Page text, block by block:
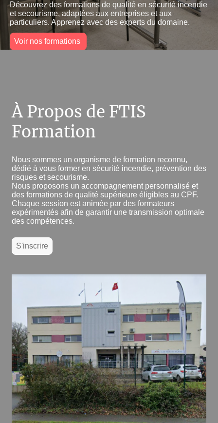
Découvrez des formations de qualité en sécurité incendie
et secourisme, adaptées aux entreprises et aux
particuliers. Apprenez avec des experts du domaine.
Voir nos formations
À Propos de FTIS
Formation
Nous sommes un organisme de formation reconnu,
dédié à vous former en sécurité incendie, prévention des
risques et secourisme.
Nous proposons un accompagnement personnalisé et
des formations de qualité supérieure éligibles au CPF.
Chaque session est animée par des formateurs
expérimentés afin de garantir une transmission optimale
des compétences.
S'inscrire